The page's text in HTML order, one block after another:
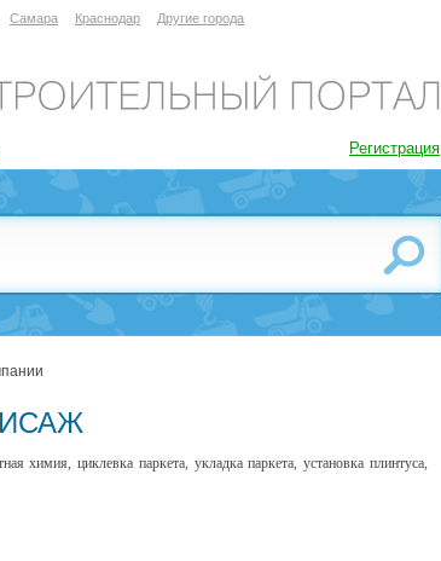
Самара Краснодар Другие города
Регистрация
химия, циклевка паркета, укладка паркета, установка плинтуса,